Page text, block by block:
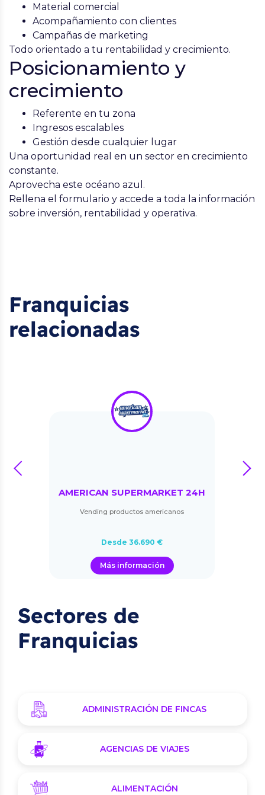
Material comercial
Acompañamiento con clientes
Campañas de marketing
Todo orientado a tu rentabilidad y crecimiento.
Posicionamiento y
crecimiento
Referente en tu zona
Ingresos escalables
Gestión desde cualquier lugar
Una oportunidad real en un sector en crecimiento
constante.
Aprovecha este océano azul.
Rellena el formulario y accede a toda la información
sobre inversión, rentabilidad y operativa.
Franquicias
relacionadas
AMERICAN SUPERMARKET 24H
Vending productos americanos
Desde 36.690 €
Más información
prev next
Sectores de
Franquicias
ADMINISTRACIÓN DE FINCAS
AGENCIAS DE VIAJES
ALIMENTACIÓN